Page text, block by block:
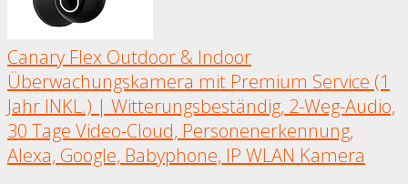
Canary Flex Outdoor & Indoor
Überwachungskamera mit Premium Service (1
Jahr INKL.) | Witterungsbeständig, 2-Weg-Audio,
30 Tage Video-Cloud, Personenerkennung,
Alexa, Google, Babyphone, IP WLAN Kamera